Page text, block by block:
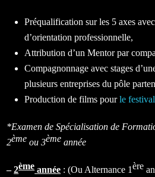
Préqualification sur les 5 axes
d’orientation professionnelle,
Attribution d’un Mentor par
Compagnonnage avec stages
plusieurs entreprises du pôle
Production de films pourle
*Examen deSpécialisation de
2ème ou 3ème année
–2èmeannée : (Ou Alternance 1ère